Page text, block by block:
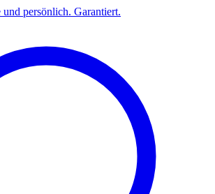
persönlich. Garantiert.